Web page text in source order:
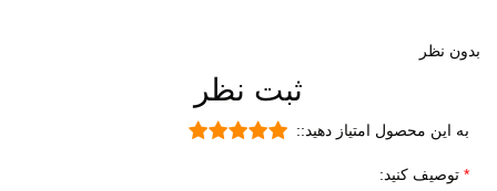
دویدن
راحتی
بدون نظر
ثبت نظر
به این محصول امتیاز دهید::
توصیف کنید: